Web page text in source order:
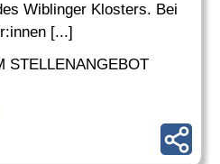
Wiblinger Klosters. Bei
[...]
STELLENANGEBOT